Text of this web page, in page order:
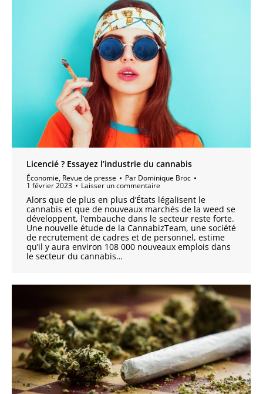
Licencié ? Essayez l’industrie du cannabis
Économie, Revue de presse Par Dominique Broc
1 février 2023 Laisser un commentaire
Alors que de plus en plus d’États légalisent le
cannabis et que de nouveaux marchés de la weed se
développent, l’embauche dans le secteur reste forte.
Une nouvelle étude de la CannabizTeam, une société
de recrutement de cadres et de personnel, estime
qu’il y aura environ 108 000 nouveaux emplois dans
le secteur du cannabis…